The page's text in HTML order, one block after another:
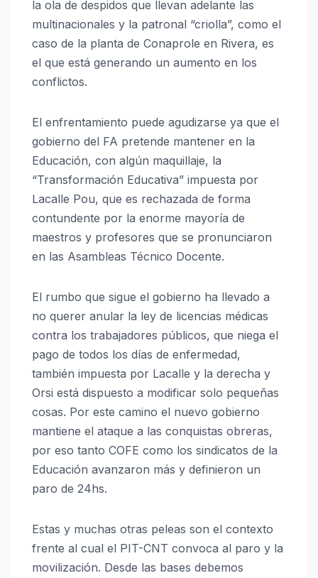
la ola de despidos que llevan adelante las
multinacionales y la patronal “criolla”, como el
caso de la planta de Conaprole en Rivera, es
el que está generando un aumento en los
conflictos.
El enfrentamiento puede agudizarse ya que el
gobierno del FA pretende mantener en la
Educación, con algún maquillaje, la
“Transformación Educativa” impuesta por
Lacalle Pou, que es rechazada de forma
contundente por la enorme mayoría de
maestros y profesores que se pronunciaron
en las Asambleas Técnico Docente.
El rumbo que sigue el gobierno ha llevado a
no querer anular la ley de licencias médicas
contra los trabajadores públicos, que niega el
pago de todos los días de enfermedad,
también impuesta por Lacalle y la derecha y
Orsi está dispuesto a modificar solo pequeñas
cosas. Por este camino el nuevo gobierno
mantiene el ataque a las conquistas obreras,
por eso tanto COFE como los sindicatos de la
Educación avanzaron más y definieron un
paro de 24hs.
Estas y muchas otras peleas son el contexto
frente al cual el PIT-CNT convoca al paro y la
movilización. Desde las bases debemos